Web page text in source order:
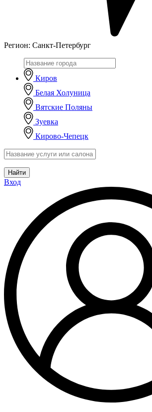
Регион: Санкт-Петербург
Киров
Белая Холуница
Вятские Поляны
Зуевка
Кирово-Чепецк
Найти
Вход